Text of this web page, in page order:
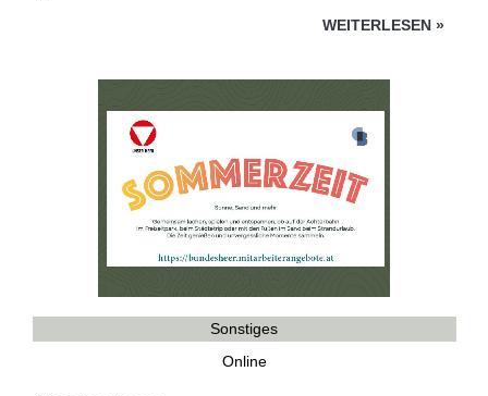
WEITERLESEN »
Sonstiges
Online